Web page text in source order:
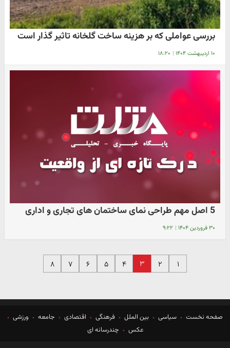
بررسی عواملی که بر هزینه ساخت گلخانه تاثیر گذار است
۱۰ اردیبهشت ۱۴۰۴ | ۱۸:۲۰
5 اصل مهم طراحی نمای ساختمان های تجاری و اداری
۳۰ فروردین ۱۴۰۴ | ۹:۲۲
۱ ۲ ۳ ۴ ۵ ۶ ۷ ۸
صفحه نخست سیاسی بین الملل فرهنگی اقتصادی جامعه
ورزشی
عکس
چندرسانه ای